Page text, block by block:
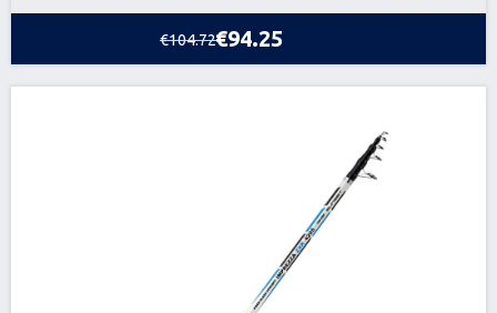
€104.72€94.25